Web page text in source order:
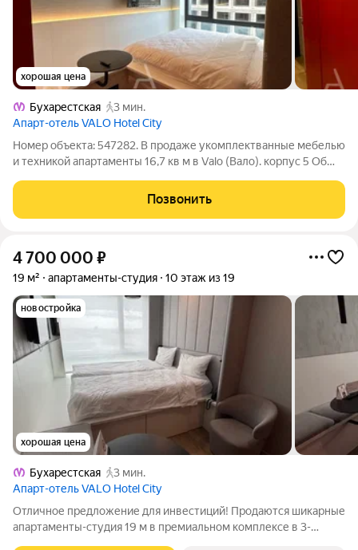
хорошая цена
Бухарестская
3 мин.
Апарт-отель VALO Hotel City
Номер объекта: 547282. В продаже укомплектванные мебелью
и техникой апартаменты 16,7 кв м в Valo (Вало). корпус 5 Об
корпус 5 Об апарт-компексе: - управлением апартаментам
занимается
Позвонить
4 700 000 ₽
19 м² апартаменты-студия 10 этаж из 19
новостройка
хорошая цена
Бухарестская
3 мин.
Апарт-отель VALO Hotel City
Oтличнoе пpедложение для инвестиций! Продаются шикарные
апaртaменты-студия 19 м в премиальном комплексе в 3-